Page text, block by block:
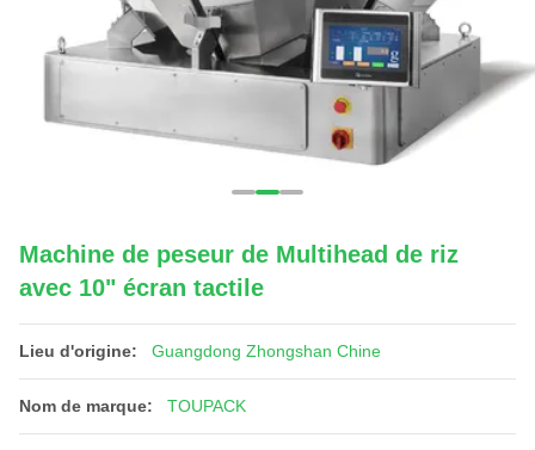
Machine de peseur de Multihead de riz
avec 10" écran tactile
Lieu d'origine: Guangdong Zhongshan Chine
Nom de marque: TOUPACK